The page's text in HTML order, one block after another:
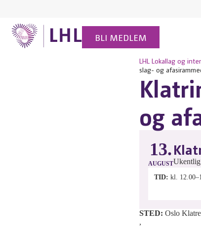
BLI MEDLEM
LHL Lokallag og
slag- og
og
13.
AUGUSTUkentlig
TID kl.
STED: Oslo
,